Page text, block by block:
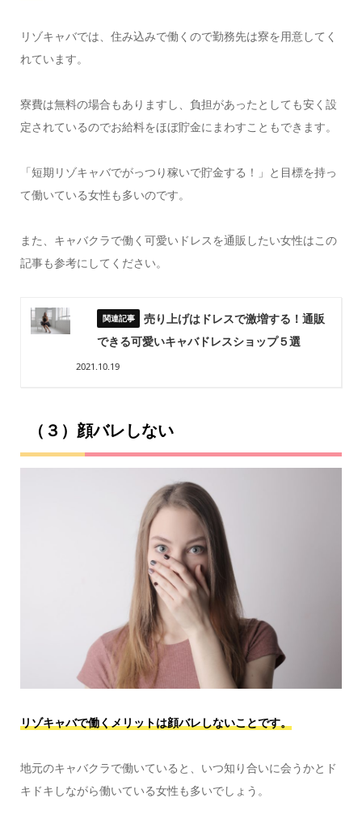
リゾキャバでは、住み込みで働くので勤務先は寮を用意してく
れています。
寮費は無料の場合もありますし、負担があったとしても安く設
定されているのでお給料をほぼ貯金にまわすこともできます。
「短期リゾキャバでがっつり稼いで貯金する！」と目標を持っ
て働いている女性も多いのです。
また、キャバクラで働く可愛いドレスを通販したい女性はこの
記事も参考にしてください。
売り上げはドレスで激増する！通販
できる可愛いキャバドレスショップ５選
2021.10.19
（３）顔バレしない
リゾキャバで働くメリットは顔バレしないことです。
地元のキャバクラで働いていると、いつ知り合いに会うかとド
キドキしながら働いている女性も多いでしょう。